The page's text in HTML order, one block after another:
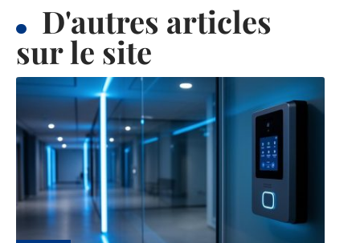
D'autres articles
sur le site